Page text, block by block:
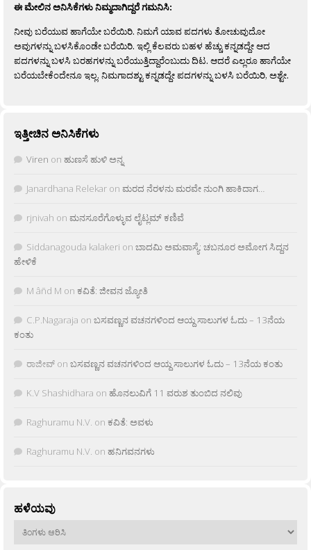
ಈ ಮೇಲಿನ ಅನಿಸಿಕೆಗಳು ನಿಮ್ಮದಾಗಿದ್ದರೆ ಗಮನಿಸಿ:
ನೀವು ಬರೆಯುವ ಹಾಗೆಯೇ ಬರೆಯಿರಿ. ನಿಮಗೆ ಯಾವ ಪದಗಳು ತೋಚುವುದೋ
ಅವುಗಳನ್ನು ಬಳಸಿಕೊಂಡೇ ಬರೆಯಿರಿ. ಇಲ್ಲಿ ಕೆಲವರು ಬಹಳ ಹೆಚ್ಚು ಕನ್ನಡದ್ದೇ ಆದ
ಪದಗಳನ್ನು ಬಳಸಿ ಬರಹಗಳನ್ನು ಬರೆಯುತ್ತಿದ್ದಾರೆಂಬುದು ದಿಟ. ಆದರೆ ಎಲ್ಲರೂ ಹಾಗೆಯೇ
ಬರೆಯಬೇಕೆಂದೇನೂ ಇಲ್ಲ. ನಿಮಗಾದಶ್ಟು ಕನ್ನಡದ್ದೇ ಪದಗಳನ್ನು ಬಳಸಿ ಬರೆಯಿರಿ, ಅಶ್ಟೇ.
ಇತ್ತೀಚಿನ ಅನಿಸಿಕೆಗಳು
Viren on ಹುಣಸೆ ಹುಳಿ ಅನ್ನ
Janardhana Relekar on ಮರದ ನೆರಳನು ಮರವೇ ನುಂಗಿ ಹಾಕಿದಾಗ…
rjnivah on ಮನಸೂರೆಗೊಳ್ಳುವ ಲೈಟ್ಲಮ್ ಕಣಿವೆ
Siddanagouda kalakeri on ಬಾದಮಿ ಅಮವಾಸ್ಯೆ: ಚಬನೂರ ಅಮೋಗ ಸಿದ್ದನ
ಹೇಳಿಕೆ
M âñd M on ಕವಿತೆ: ಜೀವನ ಜ್ಯೋತಿ
C.P.Nagaraja on ಬಸವಣ್ಣನ ವಚನಗಳಿಂದ ಆಯ್ದ ಸಾಲುಗಳ ಓದು – 13ನೆಯ
ಕಂತು
ರಾಜೀವ್ on ಬಸವಣ್ಣನ ವಚನಗಳಿಂದ ಆಯ್ದ ಸಾಲುಗಳ ಓದು – 13ನೆಯ ಕಂತು
K.V Shashidhara on ಹೊನಲುವಿಗೆ 11 ವರುಶ ತುಂಬಿದ ನಲಿವು
Raghuramu N.V. on ಕವಿತೆ: ಅವಳು
Raghuramu N.V. on ಹನಿಗವನಗಳು
ಹಳೆಯವು
ಹಳೆಯವು